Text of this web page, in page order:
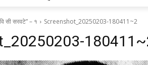
सी सरवटे” – १ Screenshot_20250203-180411~2